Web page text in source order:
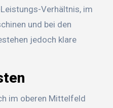
Verhältnis, im
und bei den
jedoch klare
im oberen Mittelfeld